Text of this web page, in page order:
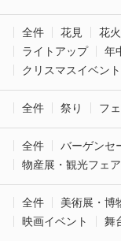
全件 花見 花火
ライトアップ
年
クリスマスイベント
全件 祭り フ
全件 バーゲンセ
物産展・観光フェア
全件 美術展・博
映画イベント
舞